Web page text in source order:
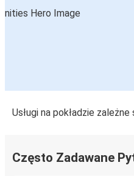
Usługi na pokładzie
Często Zadawane